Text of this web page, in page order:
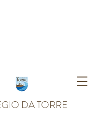
DA TORRE